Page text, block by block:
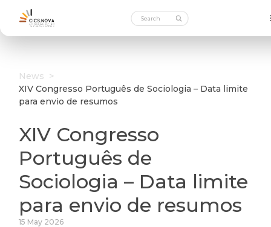
News >
XIV Congresso Português de Sociologia – Data limite
para envio de resumos
XIV Congresso
Português de
Sociologia – Data limite
para envio de resumos
15 May 2026